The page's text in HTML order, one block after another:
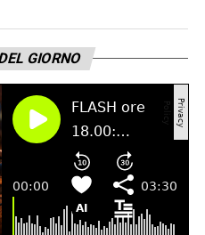
TOP NEWS
GIORNO